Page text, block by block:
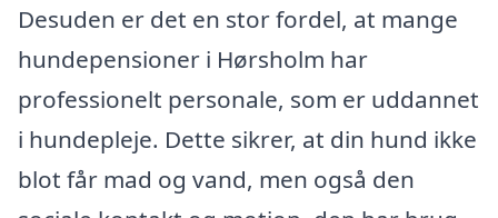
Desuden er det en stor fordel, at mange
hundepensioner i Hørsholm har
professionelt personale, som er uddannet
i hundepleje. Dette sikrer, at din hund ikke
blot får mad og vand, men også den